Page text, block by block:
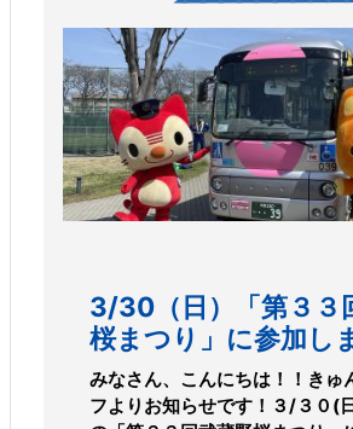
3/30（日）「第３３
桜まつり」に参加し
みなさん、こんにちは！！きゅ
フよりお知らせです！３/３０(